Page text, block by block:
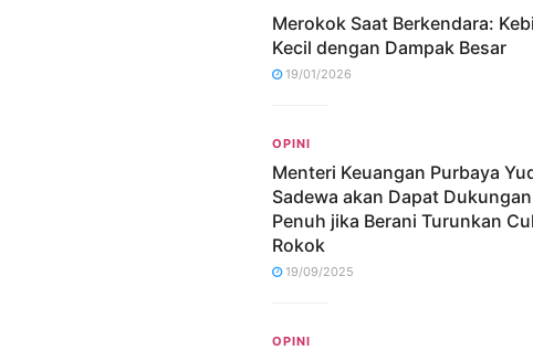
Merokok Saat Berkendara:
Kecil dengan Dampak Besar
19/01/2026
OPINI
Menteri Keuangan Purbaya
Sadewa akan Dapat Dukungan
Penuh jika Berani Turunkan
Rokok
19/09/2025
OPINI